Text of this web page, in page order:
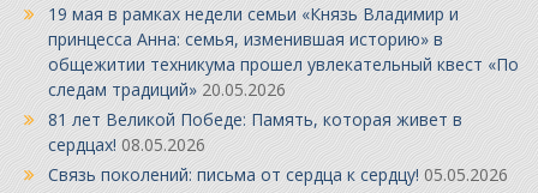
19 мая в рамках недели семьи «Князь Владимир и
принцесса Анна: семья, изменившая историю» в
общежитии техникума прошел увлекательный квест «По
следам традиций» 20.05.2026
81 лет Великой Победе: Память, которая живет в
сердцах! 08.05.2026
Связь поколений: письма от сердца к сердцу! 05.05.2026